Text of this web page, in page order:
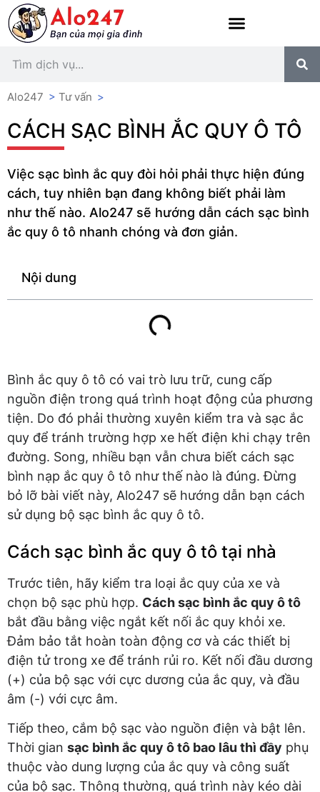
Alo247 > Tư vấn >
CÁCH SẠC BÌNH ẮC QUY Ô TÔ
Việc sạc bình ắc quy đòi hỏi phải thực hiện đúng
cách, tuy nhiên bạn đang không biết phải làm
như thế nào. Alo247 sẽ hướng dẫn cách sạc bình
ắc quy ô tô nhanh chóng và đơn giản.
Nội dung
Bình ắc quy ô tô có vai trò lưu trữ, cung cấp
nguồn điện trong quá trình hoạt động của phương
tiện. Do đó phải thường xuyên kiểm tra và sạc ắc
quy để tránh trường hợp xe hết điện khi chạy trên
đường. Song, nhiều bạn vẫn chưa biết cách sạc
bình nạp ắc quy ô tô như thế nào là đúng. Đừng
bỏ lỡ bài viết này, Alo247 sẽ hướng dẫn bạn cách
sử dụng bộ sạc bình ắc quy ô tô.
Cách sạc bình ắc quy ô tô tại nhà
Trước tiên, hãy kiểm tra loại ắc quy của xe và
chọn bộ sạc phù hợp. Cách sạc bình ắc quy ô tô
bắt đầu bằng việc ngắt kết nối ắc quy khỏi xe.
Đảm bảo tắt hoàn toàn động cơ và các thiết bị
điện tử trong xe để tránh rủi ro. Kết nối đầu dương
(+) của bộ sạc với cực dương của ắc quy, và đầu
âm (-) với cực âm.
Tiếp theo, cắm bộ sạc vào nguồn điện và bật lên.
Thời gian sạc bình ắc quy ô tô bao lâu thì đầy phụ
thuộc vào dung lượng của ắc quy và công suất
của bộ sạc. Thông thường, quá trình này kéo dài